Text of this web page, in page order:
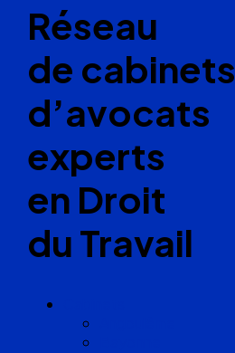
Réseau
de cabinets
d’avocats
experts
en Droit
du Travail